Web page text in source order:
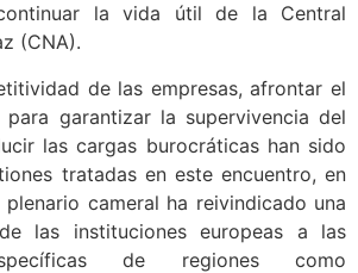
la vida útil de la Central
(CNA).
de las empresas, afrontar el
garantizar la supervivencia del
las cargas burocráticas han sido
tratadas en este encuentro, en
cameral ha reivindicado una
las instituciones europeas a las
de regiones como